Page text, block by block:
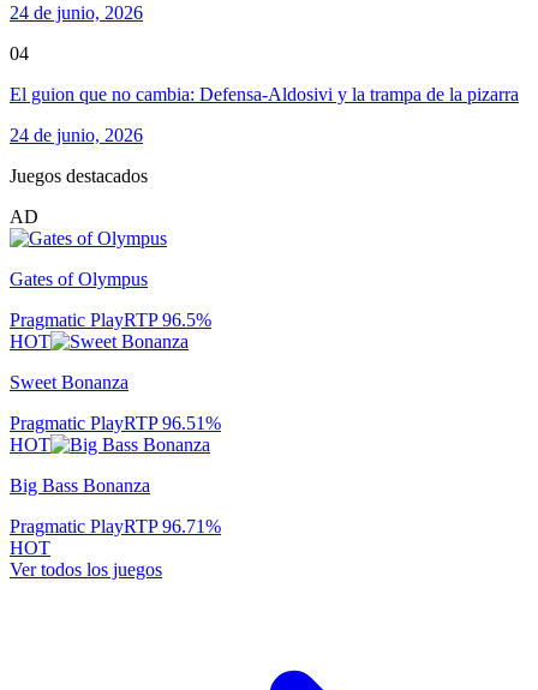
24 de junio, 2026
04
El guion que no cambia: Defensa-Aldosivi y la trampa de la pizarra
24 de junio, 2026
Juegos destacados
AD
Gates of Olympus
Pragmatic PlayRTP96.5%
HOT
Sweet Bonanza
Pragmatic PlayRTP96.51%
HOT
Big Bass Bonanza
Pragmatic PlayRTP96.71%
HOT
Ver todos los juegos